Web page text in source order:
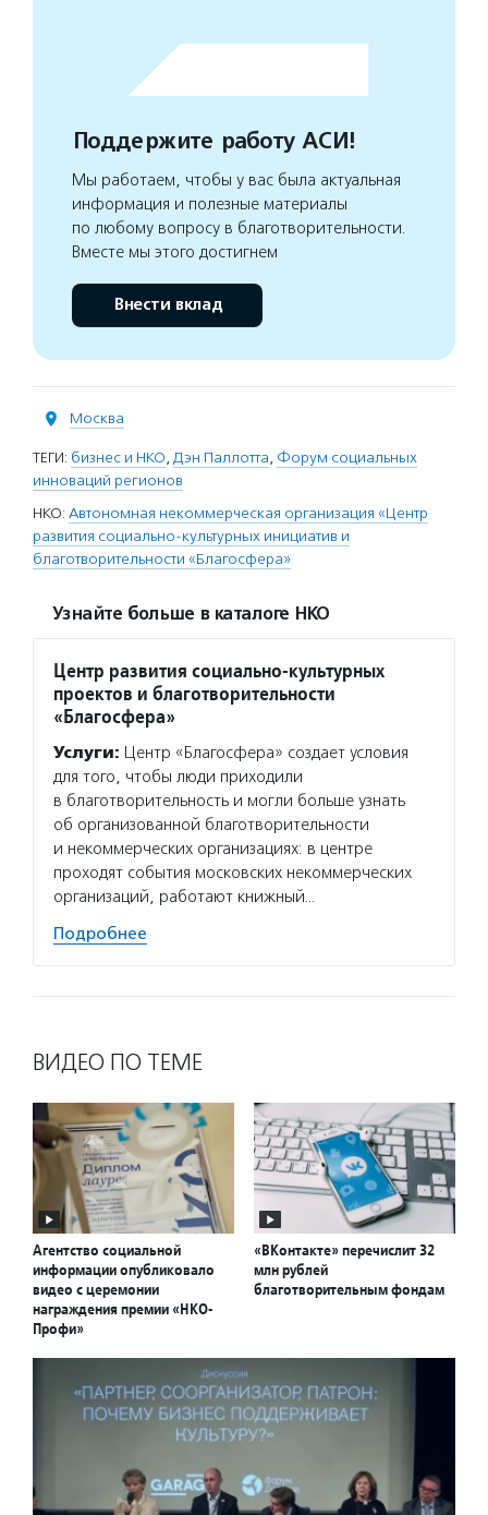
Поддержите работу АСИ!
Мы работаем, чтобы у вас была актуальная
информация и полезные материалы
по любому вопросу в благотворительности.
Вместе мы этого достигнем
Внести вклад
Москва
ТЕГИ: бизнес и НКО, Дэн Паллотта, Форум социальных
инноваций регионов
НКО: Автономная некоммерческая организация «Центр
развития социально-культурных инициатив и
благотворительности «Благосфера»
Узнайте больше в каталоге НКО
Центр развития социально-культурных
проектов и благотворительности
«Благосфера»
Услуги: Центр «Благосфера» создает условия
для того, чтобы люди приходили
в благотворительность и могли больше узнать
об организованной благотворительности
и некоммерческих организациях: в центре
проходят события московских некоммерческих
организаций, работают книжный…
Подробнее
ВИДЕО ПО ТЕМЕ
Агентство социальной
информации опубликовало
видео с церемонии
награждения премии «НКО-
Профи»
«ВКонтакте» перечислит 32
млн рублей
благотворительным фондам